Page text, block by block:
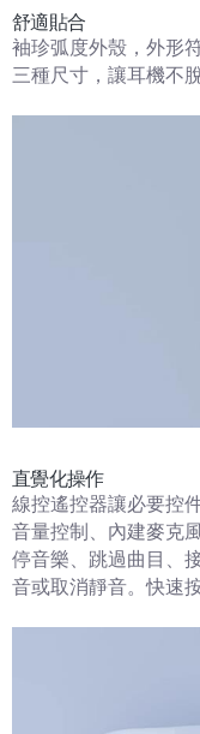
舒適貼合
袖珍弧度外殼，外形
三種尺寸，讓耳機不
直覺化操作
線控遙控器讓必要控
音量控制、內建麥克
停音樂、跳過曲目、
音或取消靜音。快速